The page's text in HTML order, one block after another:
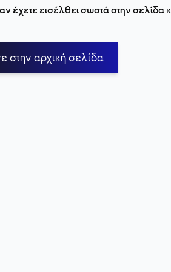
έχετε εισέλθει σωστά στην σελίδα
στην αρχική σελίδα